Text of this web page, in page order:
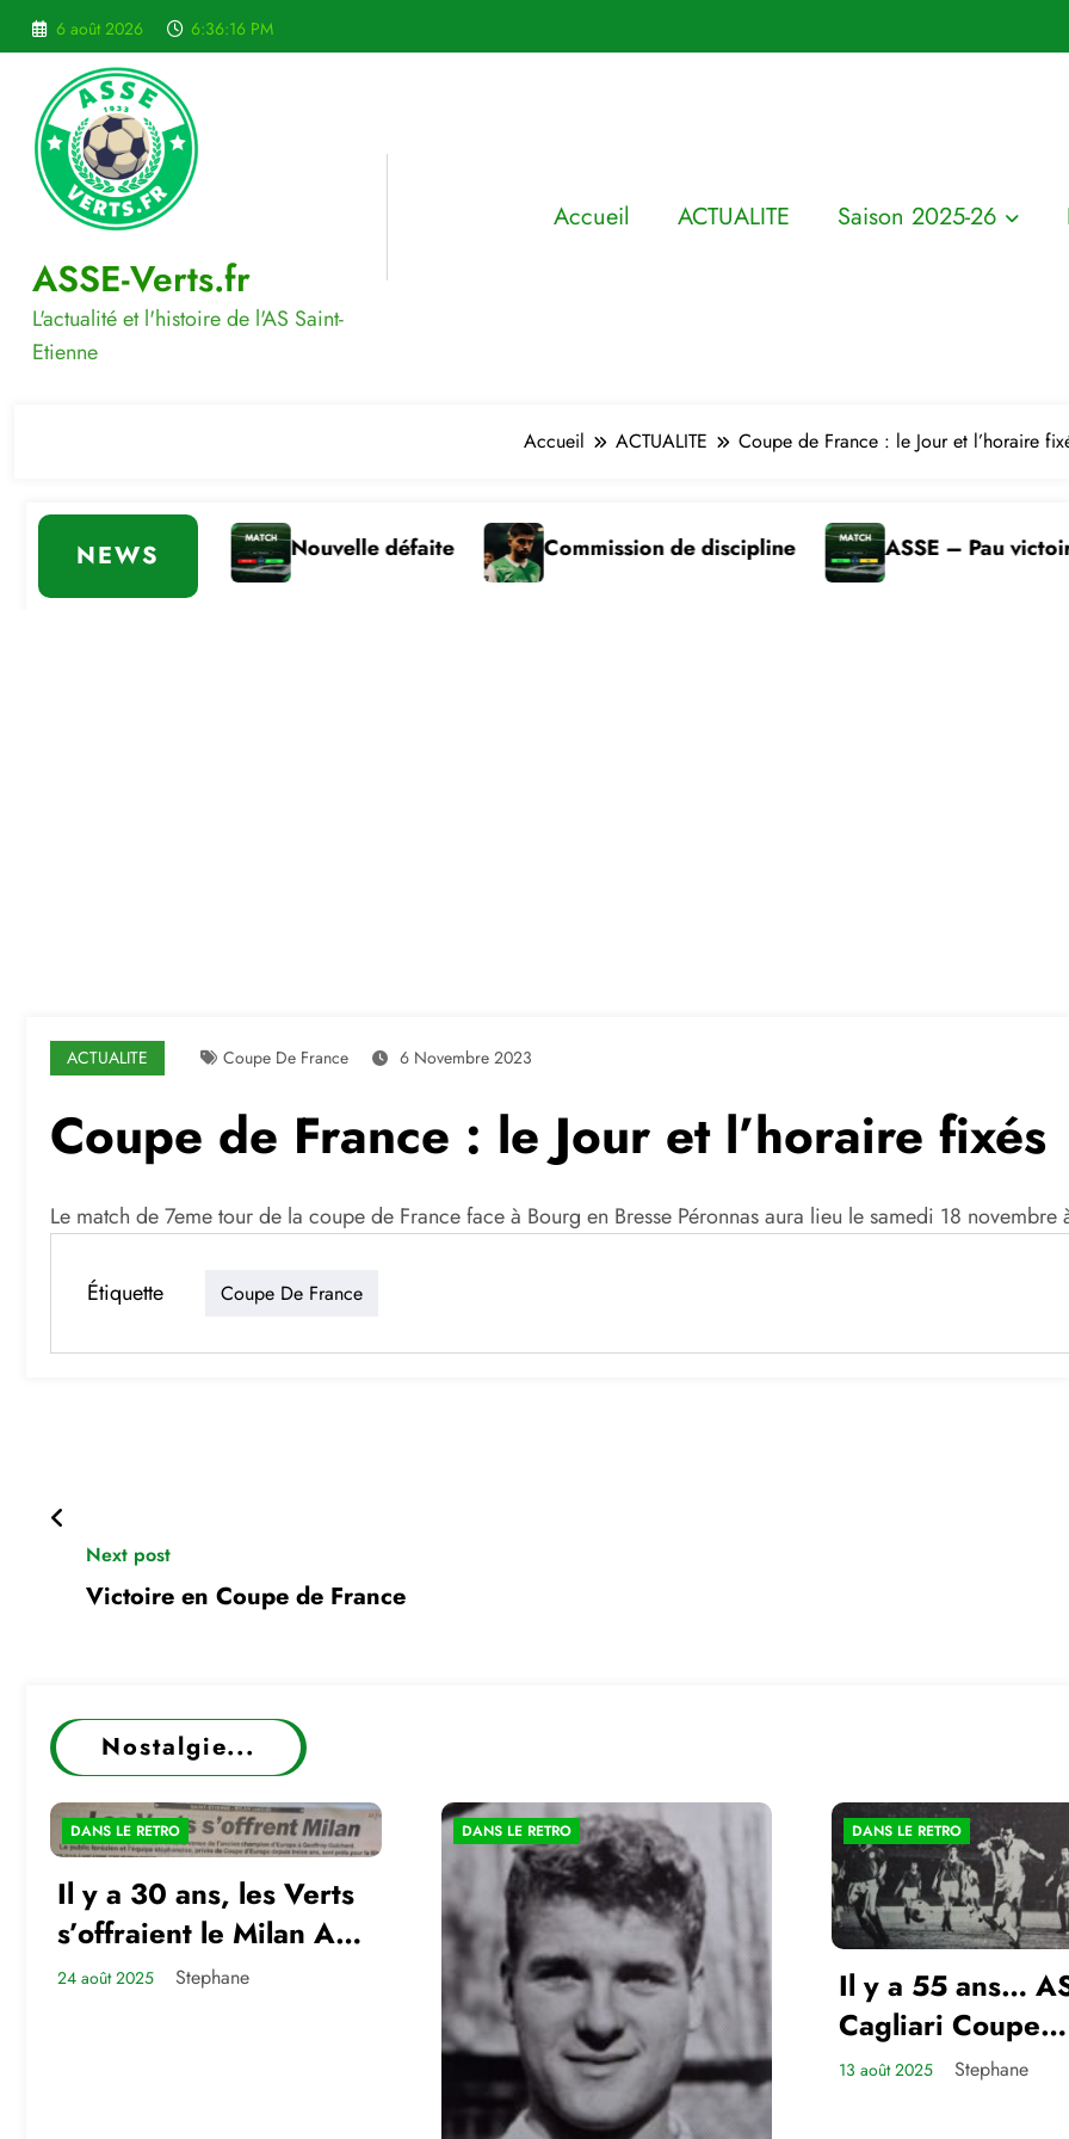
Aller
6 août 2026 6:36:16 PM
ASSE-Verts.fr
L'actualité et l'histoire de l'AS Saint-
Etienne
Accueil ACTUALITE Saison 2025-26
Accueil ACTUALITE Coupe de France : le Jour et l’horaire
NEWS Nouvelle défaite Commission de discipline ASSE – Pau victoire 1 set à
ACTUALITE Coupe De France 6 Novembre 2023
Coupe de France : le Jour et l’horaire fixés
Le match de 7eme tour de la coupe de France face à Bourg en Bresse Péronnas aura lieu le samedi 18
Étiquette Coupe De France
Next post
Victoire en Coupe de France
Nostalgie...
DANS LE RETRO
Il y a 30 ans, les Verts
s’offraient le Milan AC
en amical
24 août 2025 Stephane
DANS LE RETRO DANS LE RETRO
Il y a 55 ans…
Cagliari Coupe
d’Europe des
13 août 2025 Stephane